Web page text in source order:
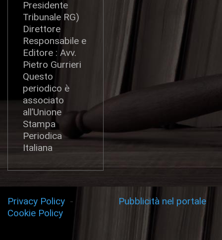
Presidente
Tribunale RG)
Direttore
Responsabile e
Editore : Avv.
Pietro Gurrieri
Questo
periodico è
associato
all’Unione
Stampa
Periodica
Italiana
Privacy Policy -
Cookie Policy
Pubblicità nel portale